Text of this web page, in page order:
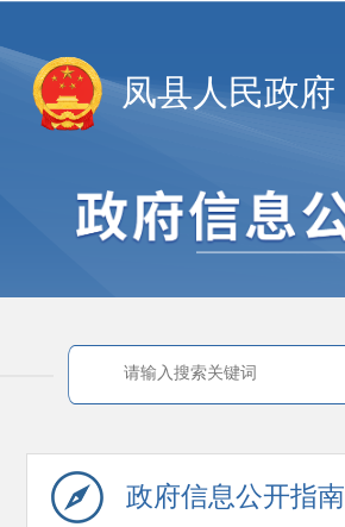
凤县人民政府
政府信息公开指南